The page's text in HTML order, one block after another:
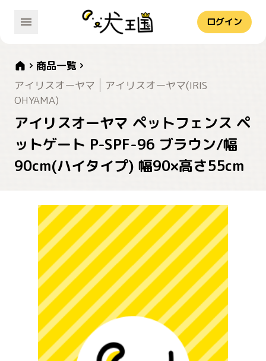
ログイン
商品一覧
アイリスオーヤマ
アイリスオーヤマ(IRIS
OHYAMA)
アイリスオーヤマ ペットフェンス ペ
ットゲート P-SPF-96 ブラウン/幅
90cm(ハイタイプ) 幅90×高さ55cm